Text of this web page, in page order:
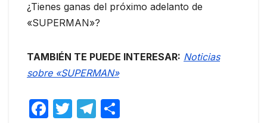
¿Tienes ganas del próximo adelanto de
«SUPERMAN»?
TAMBIÉN TE PUEDE INTERESAR: Noticias
sobre «SUPERMAN»
F
T
T